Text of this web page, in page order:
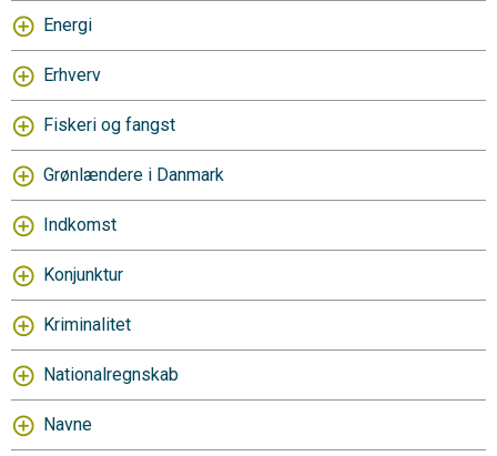
Energi
Erhverv
Fiskeri og fangst
Grønlændere i Danmark
Indkomst
Konjunktur
Kriminalitet
Nationalregnskab
Navne